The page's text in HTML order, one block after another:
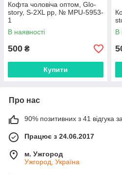
Кофта чоловіча оптом, Glo-
story, S-2XL рр, № MPU-5953-
1
В наявності
500 ₴
Купити
В
Про нас
90% позитивних з 41 відгука
Працює з 24.06.2017
м. Ужгород
Ужгород, Україна